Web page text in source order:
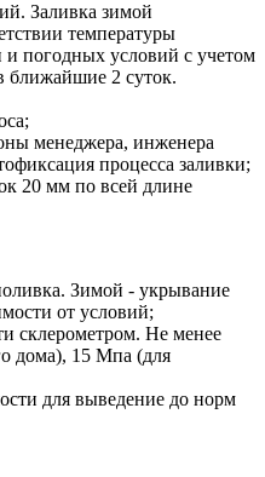
Заливка зимой
температуры
погодных условий с учетом
ближайшие 2 суток.
менеджера, инженера
процесса заливки;
20 мм по всей длине
Зимой - укрывание
от условий;
склерометром. Не менее
дома), 15 Мпа (для
для выведение до норм